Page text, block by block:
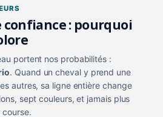
: pourquoi
portent nos probabilités :
. Quand un cheval y prend une
autres, sa ligne entière change
sept couleurs, et jamais plus